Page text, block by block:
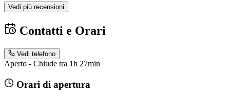
Vedi più recensioni
Contatti e Orari
Vedi telefono
Aperto - Chiude tra 1h 27min
Orari di apertura